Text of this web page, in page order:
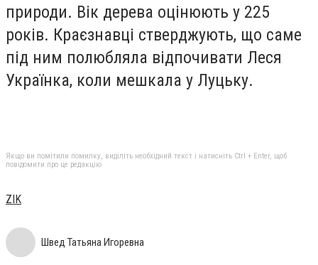
природи. Вік дерева оцінюють у 225
років. Краєзнавці стверджують, що саме
під ним полюбляла відпочивати Леся
Українка, коли мешкала у Луцьку.
Якщо ви помітили помилку, виділіть необхідний текст і натисніть Ctrl + Enter, щоб
повідомити про це редакцію
ZIK
Швед Татьяна Игоревна